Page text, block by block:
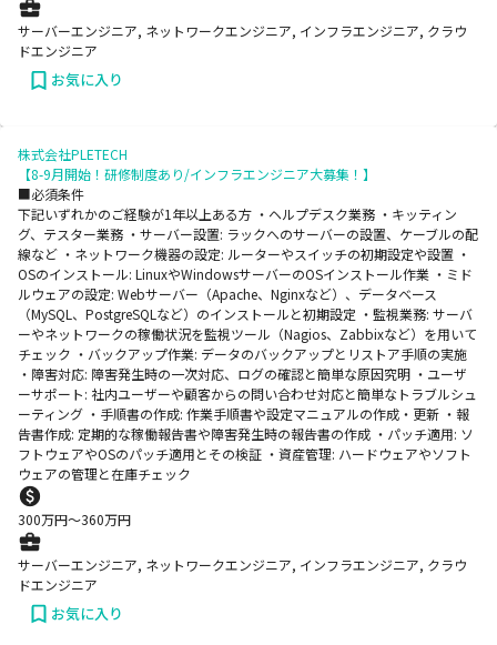
サーバーエンジニア, ネットワークエンジニア, インフラエンジニア, クラウ
ドエンジニア
お気に入り
株式会社PLETECH
【8-9月開始！研修制度あり/インフラエンジニア大募集！】
■必須条件
下記いずれかのご経験が1年以上ある方 ・ヘルプデスク業務 ・キッティン
グ、テスター業務 ・サーバー設置: ラックへのサーバーの設置、ケーブルの配
線など ・ネットワーク機器の設定: ルーターやスイッチの初期設定や設置 ・
OSのインストール: LinuxやWindowsサーバーのOSインストール作業 ・ミド
ルウェアの設定: Webサーバー（Apache、Nginxなど）、データベース
（MySQL、PostgreSQLなど）のインストールと初期設定 ・監視業務: サーバ
ーやネットワークの稼働状況を監視ツール（Nagios、Zabbixなど）を用いて
チェック ・バックアップ作業: データのバックアップとリストア手順の実施
・障害対応: 障害発生時の一次対応、ログの確認と簡単な原因究明 ・ユーザ
ーサポート: 社内ユーザーや顧客からの問い合わせ対応と簡単なトラブルシュ
ーティング ・手順書の作成: 作業手順書や設定マニュアルの作成・更新 ・報
告書作成: 定期的な稼働報告書や障害発生時の報告書の作成 ・パッチ適用: ソ
フトウェアやOSのパッチ適用とその検証 ・資産管理: ハードウェアやソフト
ウェアの管理と在庫チェック
300万円〜360万円
サーバーエンジニア, ネットワークエンジニア, インフラエンジニア, クラウ
ドエンジニア
お気に入り